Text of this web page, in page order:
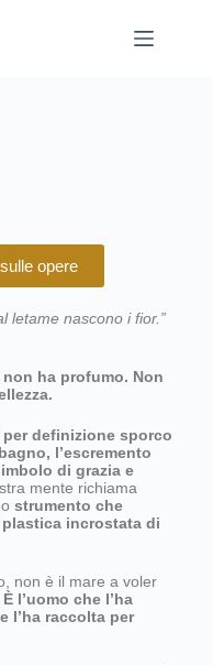
opere
letame nascono i fior.”
ha profumo. Non
definizione sporco
l’escremento
di grazia e
mente richiama
strumento che
incrostata di
non è il mare a voler
È l’uomo che l’ha
l’ha raccolta per